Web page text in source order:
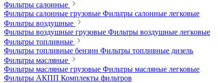
Фильтры салонные
Фильтры салонные грузовые Фильтры салонные легковые
Фильтры воздушные
Фильтры воздушные грузовые Фильтры воздушные легковые
Фильтры топливные
Фильтры топливные бензин Фильтры топливные дизель
Фильтры масляные
Фильтры масляные грузовые Фильтры масляные легковые
Фильтры АКПП Комплекты фильтров